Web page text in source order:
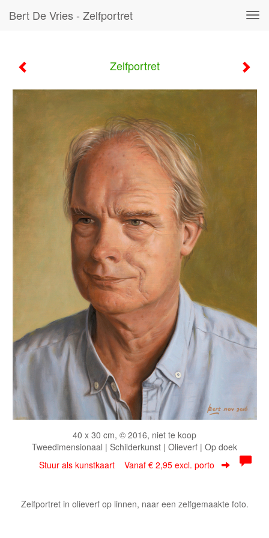
Bert De Vries - Zelfportret
Zelfportret
40 x 30 cm, © 2016, niet te koop
Tweedimensionaal | Schilderkunst | Olieverf | Op doek
Stuur als kunstkaart Vanaf € 2,95 excl. porto
Zelfportret in olieverf op linnen, naar een zelfgemaakte foto.